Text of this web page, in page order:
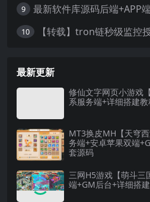
9 最新软件库源码后端+APP
10
最新更新
修仙文字网页小游戏
系服务端+详细搭建教
MT3换皮MH【天穹
务端+安卓苹果双端
套源码
三网H5游戏【萌斗三
端+GM后台+详细搭